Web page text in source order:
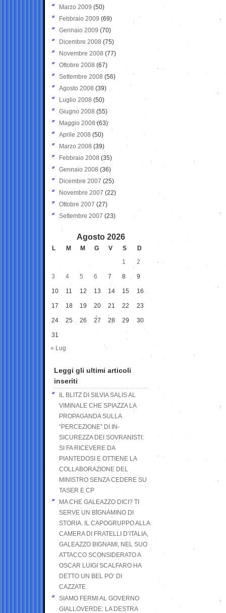
Marzo 2009 (50)
Febbraio 2009 (69)
Gennaio 2009 (70)
Dicembre 2008 (75)
Novembre 2008 (77)
Ottobre 2008 (67)
Settembre 2008 (56)
Agosto 2008 (39)
Luglio 2008 (50)
Giugno 2008 (55)
Maggio 2008(63)
Aprile 2008 (50)
Marzo 2008 (39)
Febbraio 2008 (35)
Gennaio 2008 (36)
Dicembre 2007 (25)
Novembre 2007 (22)
Ottobre 2007 (27)
Settembre 2007 (23)
Agosto 2026
L M M G V S
D
1
2
3 4 5 6 7 8 9
10 11 12 13 14 15 16
17 18 19 20 21 22 23
24 25 26 27 28 29 30
31
« Lug
Leggi gli ultimi articoli
inseriti
IL BLITZ DI SILVIA SALIS AL
VIMINALE CHE SPIAZZA LA
PROPAGANDA SULLA
“PERCEZIONE” DI IN-
SICUREZZA DEI SOVRANISTI:
SI FA RICEVERE DA
PIANTEDOSI E OTTIENE LA
COLLABORAZIONE DEL
MINISTRO SENZA CEDERE SU
TASER E CP
MA CHE GALEAZZO DICI? TI
SERVE UN BIGNAMINO DI
STORIA. IL CAPOGRUPPO ALLA
CAMERA DI FRATELLI D’ITALIA,
GALEAZZO BIGNAMI, NEL SUO
ATTACCO SCONSIDERATO A
OSCAR LUIGI SCALFARO HA
DETTO UN BEL PO’ DI
CAZZATE
SIAMO FERMI AL GOVERNO
GIALLOVERDE: LA DESTRA